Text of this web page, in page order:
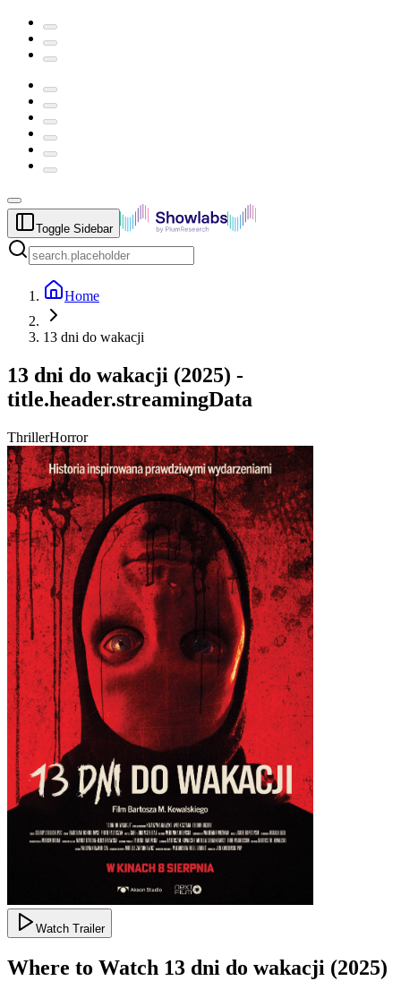
Toggle Sidebar
Home
13 dni do wakacji
13 dni do wakacji (2025) -
title.header.streamingData
ThrillerHorror
Watch Trailer
Where to Watch 13 dni do wakacji (2025)